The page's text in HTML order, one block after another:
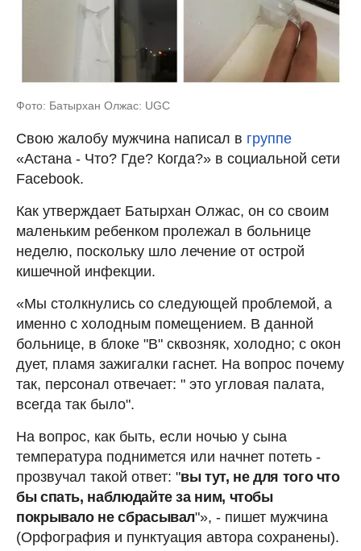
Фото: Батырхан Олжас: UGC
Свою жалобу мужчина написал в группе
«Астана - Что? Где? Когда?» в социальной сети
Facebook.
Как утверждает Батырхан Олжас, он со своим
маленьким ребенком пролежал в больнице
неделю, поскольку шло лечение от острой
кишечной инфекции.
«Мы столкнулись со следующей проблемой, а
именно с холодным помещением. В данной
больнице, в блоке "В" сквозняк, холодно; с окон
дует, пламя зажигалки гаснет. На вопрос почему
так, персонал отвечает: " это угловая палата,
всегда так было".
На вопрос, как быть, если ночью у сына
температура поднимется или начнет потеть -
прозвучал такой ответ: "вы тут, не для того что
бы спать, наблюдайте за ним, чтобы
покрывало не сбрасывал"», - пишет мужчина
(Орфография и пунктуация автора сохранены).